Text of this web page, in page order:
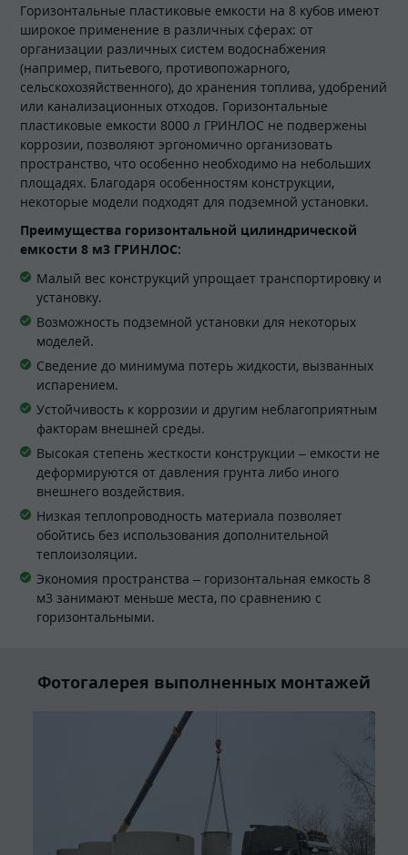
Горизонтальные пластиковые емкости на 8 кубов имеют
широкое применение в различных сферах: от
организации различных систем водоснабжения
(например, питьевого, противопожарного,
сельскохозяйственного), до хранения топлива, удобрений
или канализационных отходов. Горизонтальные
пластиковые емкости 8000 л ГРИНЛОС не подвержены
коррозии, позволяют эргономично организовать
пространство, что особенно необходимо на небольших
площадях. Благодаря особенностям конструкции,
некоторые модели подходят для подземной установки.
Преимущества горизонтальной цилиндрической
емкости 8 м3 ГРИНЛОС:
Малый вес конструкций упрощает транспортировку и
установку.
Возможность подземной установки для некоторых
моделей.
Сведение до минимума потерь жидкости, вызванных
испарением.
Устойчивость к коррозии и другим неблагоприятным
факторам внешней среды.
Высокая степень жесткости конструкции – емкости не
деформируются от давления грунта либо иного
внешнего воздействия.
Низкая теплопроводность материала позволяет
обойтись без использования дополнительной
теплоизоляции.
Экономия пространства – горизонтальная емкость 8
м3 занимают меньше места, по сравнению с
горизонтальными.
Фотогалерея выполненных монтажей